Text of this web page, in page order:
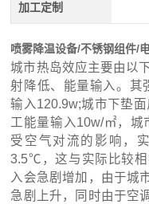
加工定制
喷雾降温设备/不锈钢组件/
城市热岛效应主要由以
射降低、能量输入。其
输入120.9w;城市下垫
工能量输入10w/㎡，城
受空气对流的影响，
3.5℃，这与实际比较
入会急剧增加，由于城
急剧上升，同时由于空